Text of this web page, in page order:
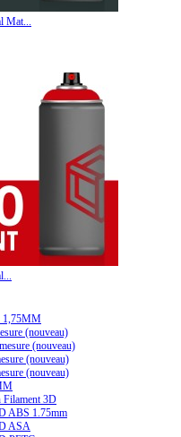
Mat...
1,75MM
(nouveau)
(nouveau)
(nouveau)
(nouveau)
Filament 3D
ABS 1.75mm
ASA